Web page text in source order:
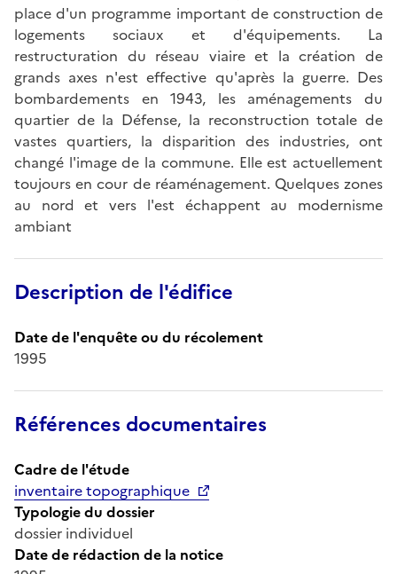
place d'un programme important de construction de
logements sociaux et d'équipements. La
restructuration du réseau viaire et la création de
grands axes n'est effective qu'après la guerre. Des
bombardements en 1943, les aménagements du
quartier de la Défense, la reconstruction totale de
vastes quartiers, la disparition des industries, ont
changé l'image de la commune. Elle est actuellement
toujours en cour de réaménagement. Quelques zones
au nord et vers l'est échappent au modernisme
ambiant
Description de l'édifice
Date de l'enquête ou du récolement
1995
Références documentaires
Cadre de l'étude
inventaire topographique
Typologie du dossier
dossier individuel
Date de rédaction de la notice